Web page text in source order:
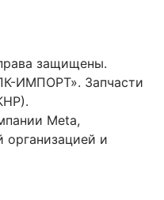
защищены.
ИМПОРТ». Запчасти
Meta,
организацией и